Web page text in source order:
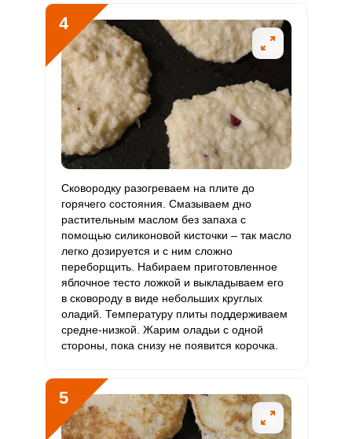
Медь 375.8 мкг 1000 мкг 7.7 9.4
Никель 42.6 мкг 200 мкг 4.4 5.3
Рубидий 126 мкг 200 мкг 13 15.8
Селен 35.4 мкг 55 мкг 13.3 16.1
Фтор 111.5 мкг 4000 мкг 0.6 0.7
Хром 15.2 мкг 50 мкг 6.2
Цинк
Бор 537.3 мкг
Ванадий 85.3 мкг 20 мкг 87.9 106.6
Молибден 32.1 мкг 70 мкг 9.4 11.5
4
Сковородку разогреваем на плите до
горячего состояния. Смазываем дно
растительным маслом без запаха с
помощью силиконовой кисточки – так масло
легко дозируется и с ним сложно
переборщить. Набираем приготовленное
яблочное тесто ложкой и выкладываем его
в сковороду в виде небольших круглых
оладий. Температуру плиты поддерживаем
средне-низкой. Жарим оладьи с одной
стороны, пока снизу не появится корочка.
5